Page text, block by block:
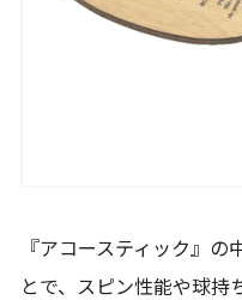
『アコースティック』
とで、スピン性能や球持